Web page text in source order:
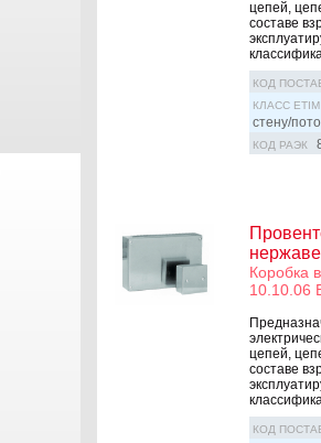
цепей,
составе
КОД
КЛАСС ETIM
стену/
КОД РАЭК
Коробка
10.10.06
цепей,
составе
КОД